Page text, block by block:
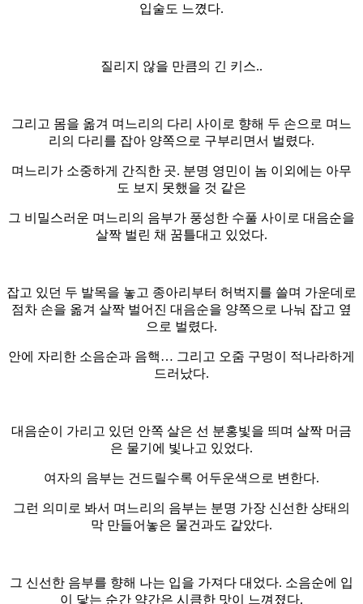
입술도 느꼈다.
질리지 않을 만큼의 긴 키스..
그리고 몸을 옮겨 며느리의 다리 사이로 향해 두 손으로 며느
리의 다리를 잡아 양쪽으로 구부리면서 벌렸다.
며느리가 소중하게 간직한 곳. 분명 영민이 놈 이외에는 아무
도 보지 못했을 것 같은
그 비밀스러운 며느리의 음부가 풍성한 수풀 사이로 대음순을
살짝 벌린 채 꿈틀대고 있었다.
잡고 있던 두 발목을 놓고 종아리부터 허벅지를 쓸며 가운데로
점차 손을 옮겨 살짝 벌어진 대음순을 양쪽으로 나눠 잡고 옆
으로 벌렸다.
안에 자리한 소음순과 음핵… 그리고 오줌 구멍이 적나라하게
드러났다.
대음순이 가리고 있던 안쪽 살은 선 분홍빛을 띄며 살짝 머금
은 물기에 빛나고 있었다.
여자의 음부는 건드릴수록 어두운색으로 변한다.
그런 의미로 봐서 며느리의 음부는 분명 가장 신선한 상태의
막 만들어놓은 물건과도 같았다.
그 신선한 음부를 향해 나는 입을 가져다 대었다. 소음순에 입
이 닿는 순간 약간은 시큼한 맛이 느껴졌다.